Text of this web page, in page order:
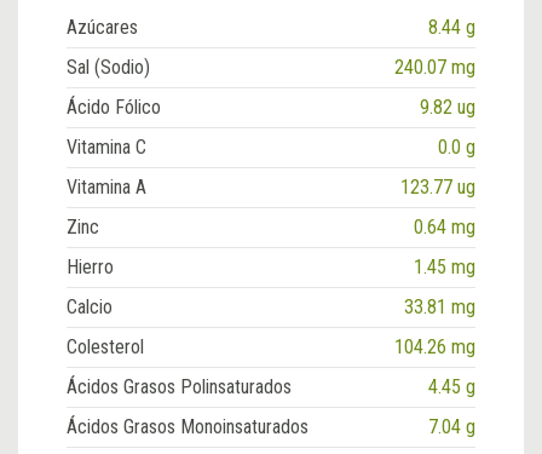
Azúcares
8.44 g
Sal (Sodio)
240.07 mg
Ácido Fólico
9.82 ug
Vitamina C
0.0 g
Vitamina A
123.77 ug
Zinc
0.64 mg
Hierro
1.45 mg
Calcio
33.81 mg
Colesterol
104.26 mg
Ácidos Grasos Polinsaturados
4.45 g
Ácidos Grasos Monoinsaturados
7.04 g